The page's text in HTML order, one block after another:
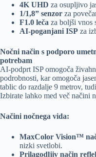
4K UHD za osupljivo
1/1,8” senzor za
F1.0 leča za boljši vnos
AI-poganjani ISP za
Nočni način s podporo
potrebam
AI-podprt ISP omogoča
podrobnosti, kar omogoča
tablic do razdalje 9 metrov,
Izbirate lahko med več načini
Načini nočnega vida:
MaxColor Vision™
nizki svetlobi.
Prilagodljiv način